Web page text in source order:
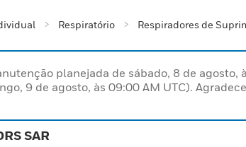
Respiratório Respiradores de
planejada de sábado, 8 de
9 de agosto, às 09:00 AM UTC).
SAR